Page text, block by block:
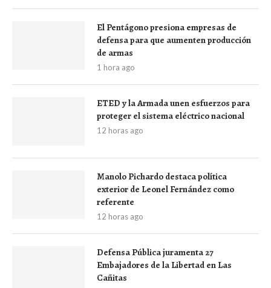
El Pentágono presiona empresas de
defensa para que aumenten producción
de armas
1 hora ago
ETED y la Armada unen esfuerzos para
proteger el sistema eléctrico nacional
12 horas ago
Manolo Pichardo destaca política
exterior de Leonel Fernández como
referente
12 horas ago
Defensa Pública juramenta 27
Embajadores de la Libertad en Las
Cañitas